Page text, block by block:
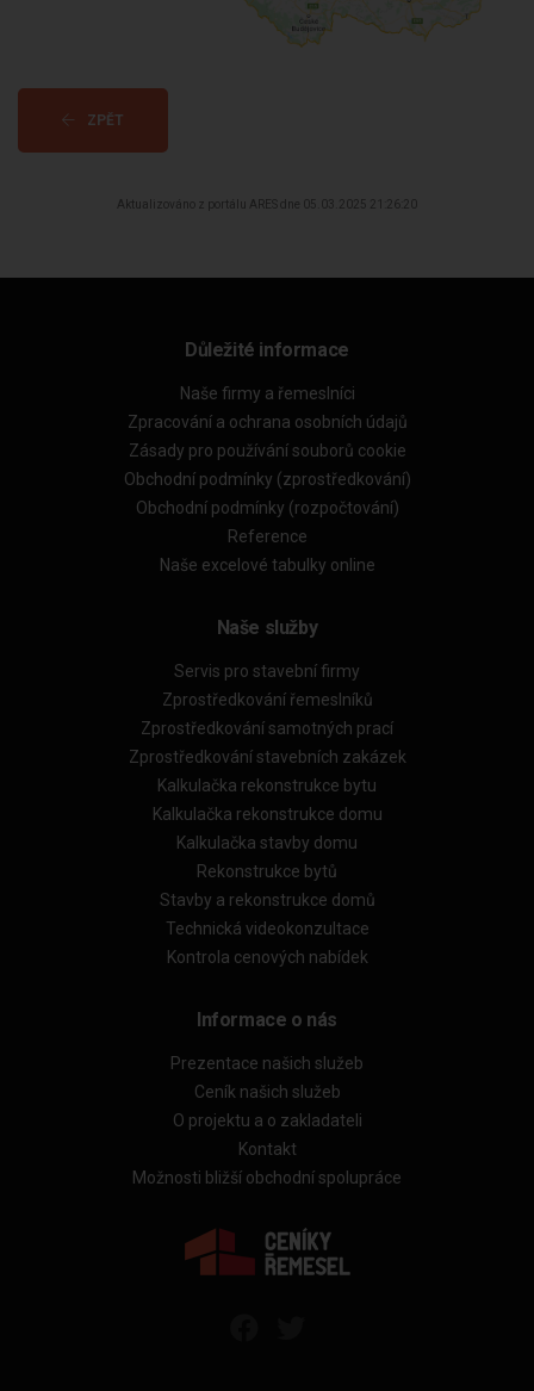
ZPĚT
Aktualizováno z portálu ARES dne 05.03.2025 21:26:20
Důležité informace
Naše firmy a řemeslníci
Zpracování a ochrana osobních údajů
Zásady pro používání souborů cookie
Obchodní podmínky (zprostředkování)
Obchodní podmínky (rozpočtování)
Reference
Naše excelové tabulky online
Naše služby
Servis pro stavební firmy
Zprostředkování řemeslníků
Zprostředkování samotných prací
Zprostředkování stavebních zakázek
Kalkulačka rekonstrukce bytu
Kalkulačka rekonstrukce domu
Kalkulačka stavby domu
Rekonstrukce bytů
Stavby a rekonstrukce domů
Technická videokonzultace
Kontrola cenových nabídek
Informace o nás
Prezentace našich služeb
Ceník našich služeb
O projektu a o zakladateli
Kontakt
Možnosti bližší obchodní spolupráce